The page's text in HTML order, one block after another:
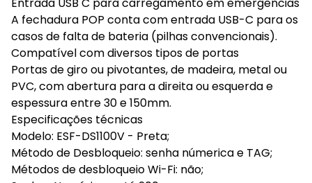
A fechadura POP conta com entrada USB-C para os
casos de falta de bateria (pilhas convencionais).
Compatível com diversos tipos de portas
Portas de giro ou pivotantes, de madeira, metal ou
PVC, com abertura para a direita ou esquerda e
espessura entre 30 e 150mm.
Especificações técnicas
Modelo: ESF-DS1100V - Preta;
Método de Desbloqueio: senha númerica e TAG;
Métodos de desbloqueio Wi-Fi: não;